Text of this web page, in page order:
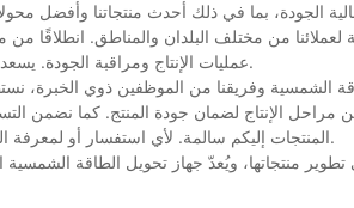
الجودة، بما في ذلك أحدث منتجاتنا وأفضل
لعملائنا من مختلف البلدان والمناطق. انطلاقًا
عمليات الإنتاج ومراقبة الجودة. يسعدنا حل أي مشاكل والإجابة على جميع استفساراتكم. تواصلوا معنا الآن.
الشمسية وفريقنا من الموظفين ذوي الخبرة،
الإنتاج لضمان جودة المنتج. كما نضمن
المنتجات إليكم سالمة. لأي استفسار أو لمعرفة المزيد عن أفضل محولات الطاقة الشمسية لدينا، تواصلوا معنا مباشرة.